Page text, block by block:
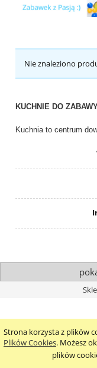
Strona korzysta z plików
Plików Cookies. Możesz
plików
Nie znaleziono
KUCHNIE DO
Kuchnia to centrum